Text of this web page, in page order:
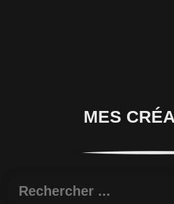
MES
Rechercher